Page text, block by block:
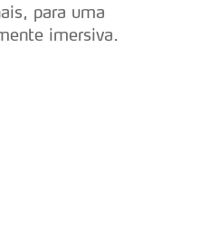
para uma
imersiva.